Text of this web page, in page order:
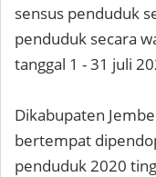
sensus penduduk
penduduk secara
tanggal 1 - 31 juli
Dikabupaten
bertempat
penduduk 2020